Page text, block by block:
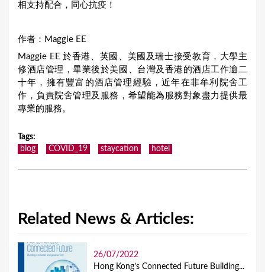
相支持配合，同心抗疫！
作者：Maggie EE
Maggie EE 於香港、英國、美國及瑞士接受教育，大學主
修酒店管理，畢業後於美國、台灣及香港的酒店工作逾二
十年，擁有豐富的酒店管理經驗，近年在非牟利院舍工
作，負責院舍管理及服務，希望能為服務對象盡力提供最
專業的服務。
Tags:
blog
COVID_19 staycation hotel
Related News & Articles:
26/07/2022
Hong Kong’s Connected Future Building...